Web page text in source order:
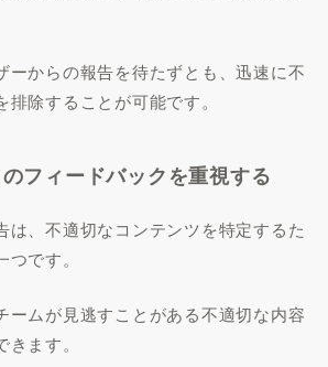
ーからの報告を待たずとも、迅速に不
除することが可能です。
フィードバックを重視する
は、不適切なコンテンツを特定するた
です。
ームが見逃すことがある不適切な内容
ます。